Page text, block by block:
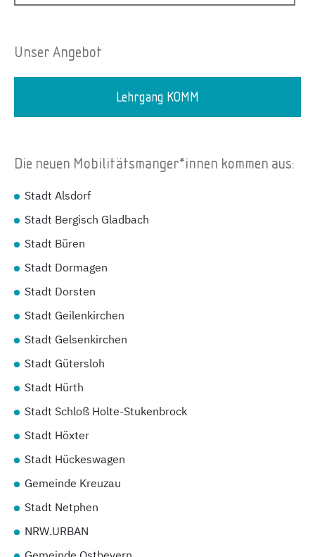
Unser Angebot
Lehrgang KOMM
Die neuen Mobilitätsmanger*innen kommen aus:
Stadt Alsdorf
Stadt Bergisch Gladbach
Stadt Büren
Stadt Dormagen
Stadt Dorsten
Stadt Geilenkirchen
Stadt Gelsenkirchen
Stadt Gütersloh
Stadt Hürth
Stadt Schloß Holte-Stukenbrock
Stadt Höxter
Stadt Hückeswagen
Gemeinde Kreuzau
Stadt Netphen
NRW.URBAN